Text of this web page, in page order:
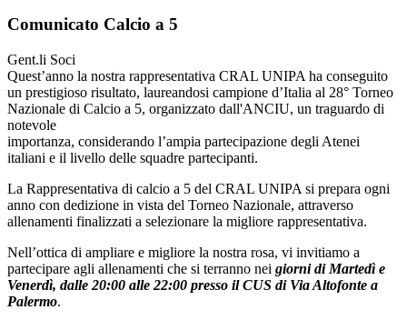
Comunicato Calcio a 5
Gent.li Soci
Quest’anno la nostra rappresentativa CRAL UNIPA ha conseguito
un prestigioso risultato, laureandosi campione d’Italia al 28° Torneo
Nazionale di Calcio a 5, organizzato dall'ANCIU, un traguardo di
notevole
importanza, considerando l’ampia partecipazione degli Atenei
italiani e il livello delle squadre partecipanti.
La Rappresentativa di calcio a 5 del CRAL UNIPA si prepara ogni
anno con dedizione in vista del Torneo Nazionale, attraverso
allenamenti finalizzati a selezionare la migliore rappresentativa.
Nell’ottica di ampliare e migliore la nostra rosa, vi invitiamo a
partecipare agli allenamenti che si terranno nei giorni di Martedì e
Venerdì, dalle 20:00 alle 22:00 presso il CUS di Via Altofonte a
Palermo.